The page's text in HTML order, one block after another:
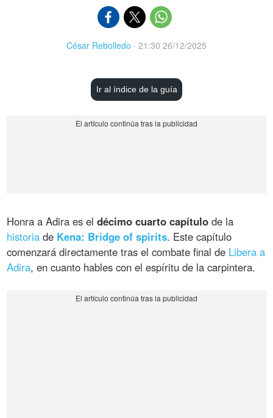
César Rebolledo · 21:30 26/12/2025
Ir al índice de la guía
Honra a Adira es eldécimo cuarto capítulo de la
historia de Kena: Bridge of spirits. Este capítulo
comenzará directamente tras el combate final de Libera a
Adira, en cuanto hables con el espíritu de la carpintera.